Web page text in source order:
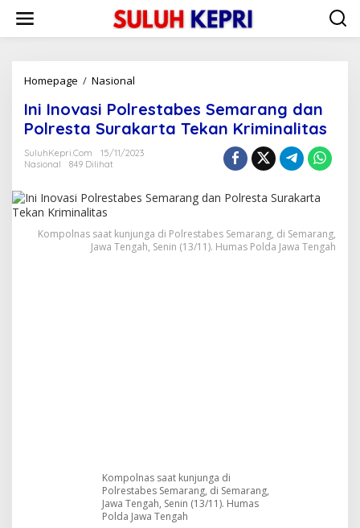
w
Homepage / Nasional
i
I
n
o
s
o
l
n
g
d
a
Ini Inovasi Polrestabes Semarang dan
Polresta Surakarta Tekan Kriminalitas
SuluhKepri.com
15/11/2023
Nasional
849 Dilihat
Kompolnas saat kunjunga di Polrestabes Semarang, di Semarang,
Jawa Tengah, Senin (13/11). Humas Polda Jawa Tengah
Kompolnas saat kunjunga di
Polrestabes Semarang, di Semarang,
Jawa Tengah, Senin (13/11). Humas
Polda Jawa Tengah